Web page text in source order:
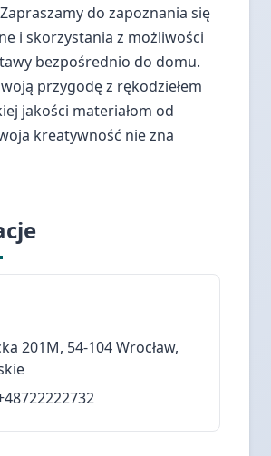
do zapoznania się
i skorzystania z możliwości
bezpośrednio do domu.
przygodę z rękodziełem
jakości materiałom od
kreatywność nie zna
201M, 54-104 Wrocław,